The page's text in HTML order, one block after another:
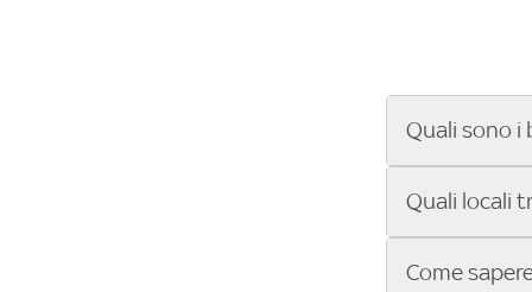
Quali sono i
Se cerchi un
ENILIVE, la
Sky Bar ti
Quali locali
Vuoi sapere
Come